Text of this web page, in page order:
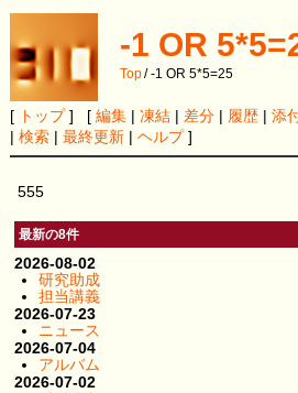
-1 OR
Top/ -1 OR 5*5=25
[ トップ] [ 編集| 凍結| 差分| 履歴| 添
| 検索| 最終更新| ヘルプ]
555
最新の8件
2026-08-02
研究助成
担当講義
2026-07-23
ニュース
2026-07-04
アルバム
2026-07-02